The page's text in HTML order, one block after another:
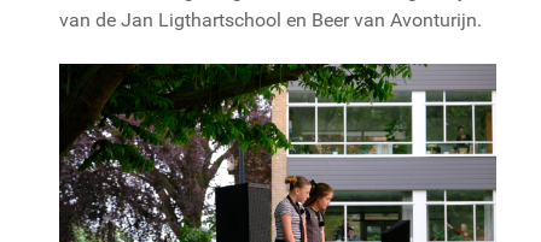
van de Jan Ligthartschool en Beer van Avonturijn.